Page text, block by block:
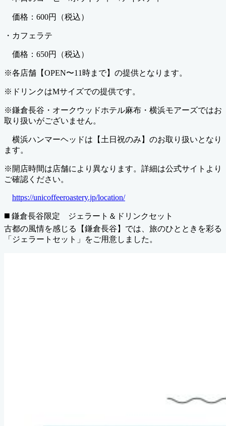
価格：600円（税込）
・カフェラテ
価格：650円（税込）
※各店舗【OPEN〜11時まで】の提供となります。
※ドリンクはMサイズでの提供です。
※鎌倉長谷・オークウッドホテル麻布・横浜モアーズではお
取り扱いがございません。
横浜ハンマーヘッドは【土日祝のみ】のお取り扱いとなり
ます。
※開店時間は店舗により異なります。詳細は公式サイトより
ご確認ください。
https://unicoffeeroastery.jp/location/
◼️ 鎌倉長谷限定 ジェラート＆ドリンクセット
古都の風情を感じる【鎌倉長谷】では、旅のひとときを彩る
「ジェラートセット」をご用意しました。